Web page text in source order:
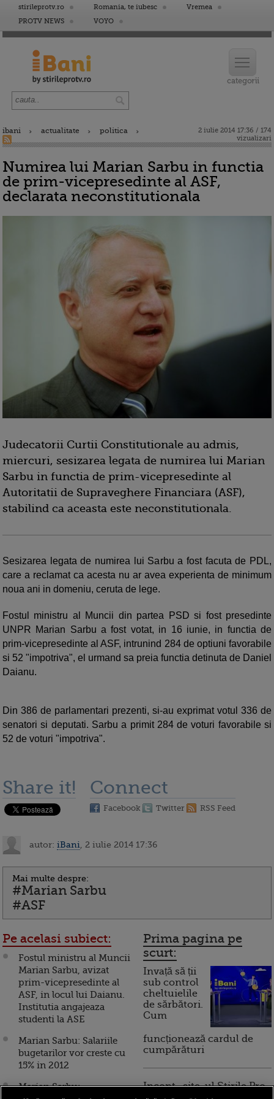
stirileprotv.ro Romania, te iubesc
Vremea
PROTV NEWS
VOYO
ibani actualitate politica
2 iulie 2014 17:36 / 174
vizualizari
Numirea lui Marian Sarbu in functia
de prim-vicepresedinte al ASF,
declarata neconstitutionala
Judecatorii Curtii Constitutionale au admis,
miercuri, sesizarea legata de numirea lui Marian
Sarbu in functia de prim-vicepresedinte al
Autoritatii de Supraveghere Financiara (ASF),
stabilind ca aceasta este neconstitutionala.
Sesizarea legata de numirea lui Sarbu a fost facuta de PDL,
care a reclamat ca acesta nu ar avea experienta de minimum
noua ani in domeniu, ceruta de lege.
Fostul ministru al Muncii din partea PSD si fost presedinte
UNPR Marian Sarbu a fost votat, in 16 iunie, in functia de
prim-vicepresedinte al ASF, intrunind 284 de optiuni favorabile
si 52 "impotriva", el urmand sa preia functia detinuta de Daniel
Daianu.
Din 386 de parlamentari prezenti, si-au exprimat votul 336 de
senatori si deputati. Sarbu a primit 284 de voturi favorabile si
52 de voturi "impotriva".
Share it! Connect
Facebook Twitter RSS Feed
autor: iBani , 2 iulie 2014 17:36
Mai multe despre:
#Marian Sarbu
#ASF
Pe acelasi subiect:
Fostul ministru al Muncii
Marian Sarbu, avizat
prim-vicepresedinte al
ASF, in locul lui Daianu.
Institutia angajeaza
studenti la ASE
Marian Sarbu: Salariile
bugetarilor vor creste cu
15% in 2012
Marian Sarbu:
Prima pagina pe
scurt:
Invață să ții
sub control
cheltuielile
de sărbători.
Cum
funcționează cardul de
cumpărături
Incont , site-ul Știrile Pro